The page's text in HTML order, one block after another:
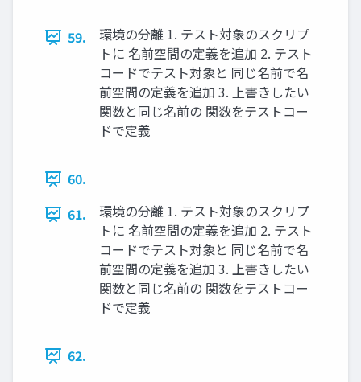
59.
環境の分離 1. テスト対象のスクリプ
トに 名前空間の定義を追加 2. テスト
コードでテスト対象と 同じ名前で名
前空間の定義を追加 3. 上書きしたい
関数と同じ名前の 関数をテストコー
ドで定義
60.
61.
環境の分離 1. テスト対象のスクリプ
トに 名前空間の定義を追加 2. テスト
コードでテスト対象と 同じ名前で名
前空間の定義を追加 3. 上書きしたい
関数と同じ名前の 関数をテストコー
ドで定義
62.